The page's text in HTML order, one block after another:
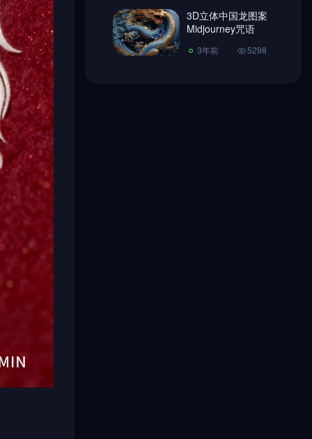
3D立体中国龙图案
Midjourney咒语
3年前 5298